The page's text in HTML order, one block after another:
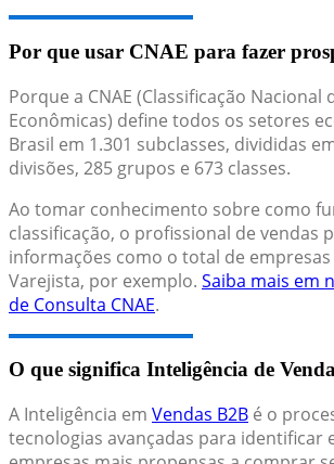
Por que usar CNAE para fazer
Porque a CNAE (Classificação Nacional
Econômicas) define todos os setores
Brasil em 1.301 subclasses, divididas
divisões, 285 grupos e 673 classes.
Ao tomar conhecimento sobre como
classificação, o profissional de vendas
informações como o total de
Varejista, por exemplo. Saiba mais em
de Consulta CNAE.
O que significa Inteligência de
A Inteligência em Vendas B2B é o
tecnologias avançadas para identificar